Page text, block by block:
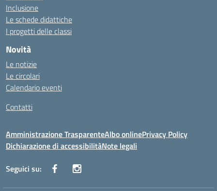
Inclusione
Le schede didattiche
I progetti delle classi
Novità
Le notizie
Le circolari
Calendario eventi
Contatti
Amministrazione TrasparenteAlbo onlinePrivacy Policy
Dichiarazione di accessibilitàNote legali
Seguici su: